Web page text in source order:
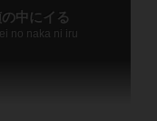
中にイる
no naka ni iru